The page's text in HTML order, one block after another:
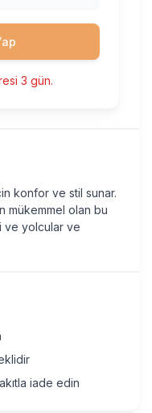
3 gün.
konfor ve stil sunar.
mükemmel olan bu
ve yolcular ve
iade edin